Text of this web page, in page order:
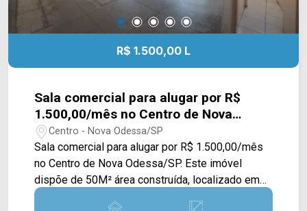
R$ 1.500,00 L
Sala comercial para alugar por R$
1.500,00/mês no Centro de Nova
Odessa/SP.
Centro - Nova Odessa/SP
Sala comercial para alugar por R$ 1.500,00/mês
no Centro de Nova Odessa/SP. Este imóvel
dispõe de 50M² área construída, localizado em
um excelente ponto da cidade, oferece a